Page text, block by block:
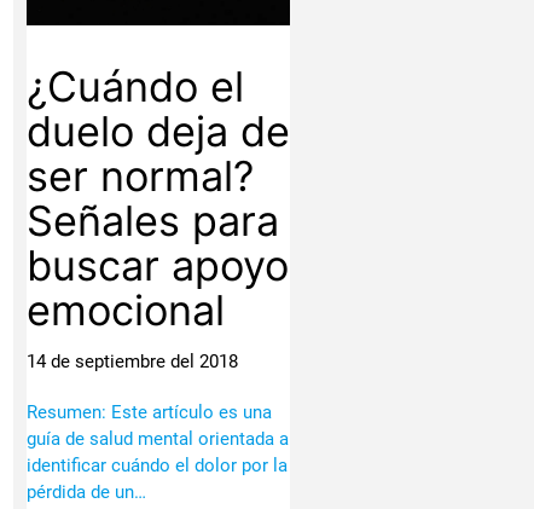
¿Cuándo el
duelo deja de
ser normal?
Señales para
buscar apoyo
emocional
14 de septiembre del 2018
Resumen: Este artículo es una
guía de salud mental orientada a
identificar cuándo el dolor por la
pérdida de un…